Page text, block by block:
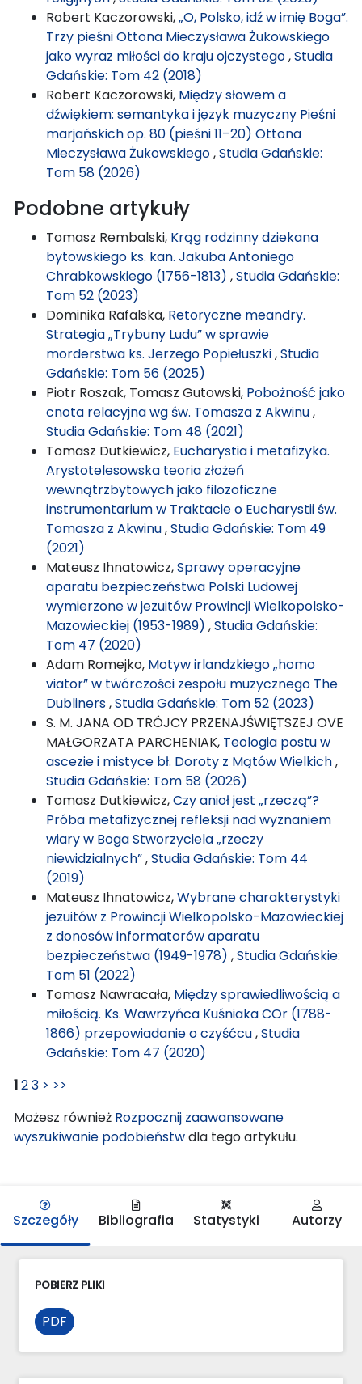
Robert Kaczorowski,„O, Polsko, idź w imię Boga”.
Trzy pieśni Ottona Mieczysława Żukowskiego
jako wyraz miłości do kraju ojczystego,Studia
Gdańskie: Tom 42 (2018)
Robert Kaczorowski, Między słowem a
dźwiękiem: semantyka i język muzyczny Pieśni
marjańskich op. 80 (pieśni 11–20) Ottona
Mieczysława Żukowskiego,Studia Gdańskie:
Tom 58 (2026)
Podobne artykuły
Tomasz Rembalski, Krąg rodzinny dziekana
bytowskiego ks. kan. Jakuba Antoniego
Chrabkowskiego (1756-1813) ,Studia Gdańskie:
Tom 52 (2023)
Dominika Rafalska, Retoryczne meandry.
Strategia „Trybuny Ludu” w sprawie
morderstwa ks. Jerzego Popiełuszki,Studia
Gdańskie: Tom 56 (2025)
Piotr Roszak, Tomasz Gutowski, Pobożność jako
cnota relacyjna wg św. Tomasza z Akwinu,
Studia Gdańskie: Tom 48 (2021)
Tomasz Dutkiewicz, Eucharystia i metafizyka.
Arystotelesowska teoria złożeń
wewnątrzbytowych jako filozoficzne
instrumentarium w Traktacie o Eucharystii św.
Tomasza z Akwinu,Studia Gdańskie: Tom 49
(2021)
Mateusz Ihnatowicz,Sprawy operacyjne
aparatu bezpieczeństwa Polski Ludowej
wymierzone w jezuitów Prowincji Wielkopolsko-
Mazowieckiej (1953-1989) ,Studia Gdańskie:
Tom 47 (2020)
Adam Romejko, Motyw irlandzkiego „homo
viator” w twórczości zespołu muzycznego The
Dubliners,Studia Gdańskie: Tom 52 (2023)
S. M. JANA OD TRÓJCY PRZENAJŚWIĘTSZEJ OVE
MAŁGORZATA PARCHENIAK, Teologia postu w
ascezie i mistyce bł. Doroty z Mątów Wielkich,
Studia Gdańskie: Tom 58 (2026)
Tomasz Dutkiewicz,Czy anioł jest „rzeczą”?
Próba metafizycznej refleksji nad wyznaniem
wiary w Boga Stworzyciela „rzeczy
niewidzialnych”,Studia Gdańskie: Tom 44
(2019)
Mateusz Ihnatowicz,Wybrane charakterystyki
jezuitów z Prowincji Wielkopolsko-Mazowieckiej
z donosów informatorów aparatu
bezpieczeństwa (1949-1978) ,Studia Gdańskie:
Tom 51 (2022)
Tomasz Nawracała, Między sprawiedliwością a
miłością. Ks. Wawrzyńca Kuśniaka COr (1788-
1866) przepowiadanie o czyśćcu,Studia
Gdańskie: Tom 47 (2020)
123 > >>
Możesz również Rozpocznij zaawansowane
wyszukiwanie podobieństwdla tego artykułu.
Szczegóły Bibliografia Statystyki Autorzy
POBIERZ PLIKI
PDF